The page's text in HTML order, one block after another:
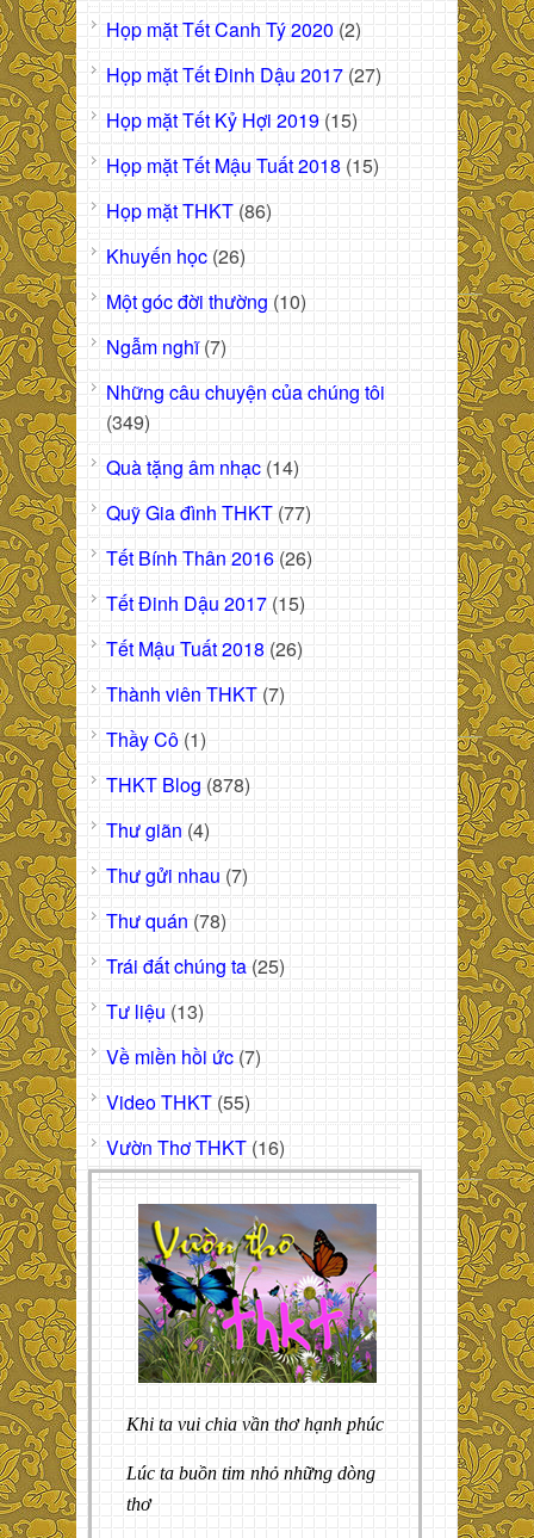
Họp mặt Tết Canh Tý 2020 (2)
Họp mặt Tết Đinh Dậu 2017 (27)
Họp mặt Tết Kỷ Hợi 2019 (15)
Họp mặt Tết Mậu Tuất 2018 (15)
Họp mặt THKT (86)
Khuyến học (26)
Một góc đời thường (10)
Ngẫm nghĩ(7)
Những câu chuyện của chúng tôi
(349)
Quà tặng âm nhạc (14)
Quỹ Gia đình THKT (77)
Tết Bính Thân 2016 (26)
Tết Đinh Dậu 2017 (15)
Tết Mậu Tuất 2018 (26)
Thành viên THKT (7)
Thầy Cô (1)
THKT Blog (878)
Thư giãn (4)
Thư gửi nhau (7)
Thư quán (78)
Trái đất chúng ta (25)
Tư liệu (13)
Về miền hồi ức (7)
Video THKT (55)
Vườn Thơ THKT (16)
Khi ta vui chia vần thơ hạnh phúc
Lúc ta buồn tim nhỏ những dòng
thơ